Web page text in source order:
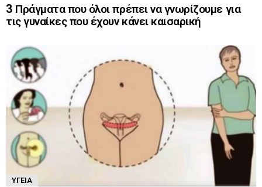
3 Πράγματα που όλοι πρέπει να γνωρίζουμε για
τις γυναίκες που έχουν κάνει καισαρική
ΥΓΕΊΑ